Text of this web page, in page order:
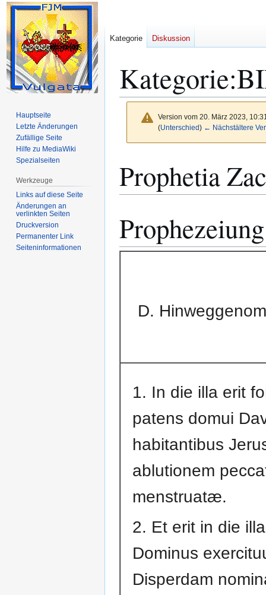
Kategorie:
Version vom 20. März 2023,
(Unterschied) ← Nächstältere
Navigation
springen
Suche
springen
Prophetia
D.
1. In die illa erit
patens domui
habitantibus
ablutionem
menstruatæ.
2. Et erit in die
Dominus
Disperdam
Kategorie Diskussion
Hauptseite
Letzte Änderungen
Zufällige Seite
Hilfe zu MediaWiki
Spezialseiten
Werkzeuge
Links auf diese Seite
Änderungen an
verlinkten Seiten
Druckversion
Permanenter Link
Seiten­­informationen